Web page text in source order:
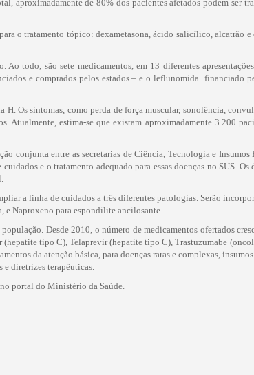
aproximadamente de 80% dos pacientes afetados podem ser
o tratamento tópico: dexametasona, ácido salicílico, alcatrão
Ao todo, são sete medicamentos, em 13 diferentes
e comprados pelos estados – e o leflunomida  financiado
Os sintomas, como perda de força muscular, sonolência,
estima-se que existam aproximadamente 3.200
conjunta entre as secretarias de Ciência, Tecnologia e Insumos
e o tratamento adequado para essas doenças no SUS. Os
a linha de cuidados a três diferentes patologias. Serão
e Naproxeno para espondilite ancilosante.
Desde 2010, o número de medicamentos ofertados
tipo C), Telaprevir (hepatite tipo C), Trastuzumabe
da atenção básica, para doenças raras e complexas,
e diretrizes terapêuticas.
portal do Ministério da Saúde.